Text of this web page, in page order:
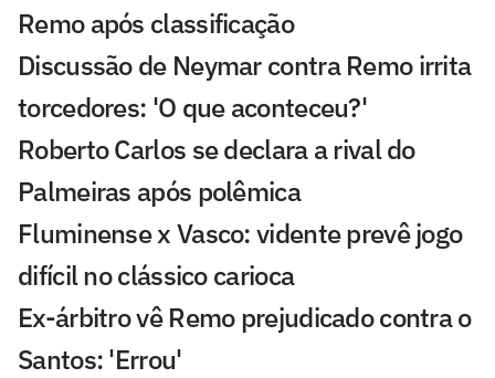
Remo após classificação
Discussão de Neymar contra Remo irrita
torcedores: 'O que aconteceu?'
Roberto Carlos se declara a rival do
Palmeiras após polêmica
Fluminense x Vasco: vidente prevê jogo
difícil no clássico carioca
Ex-árbitro vê Remo prejudicado contra o
Santos: 'Errou'